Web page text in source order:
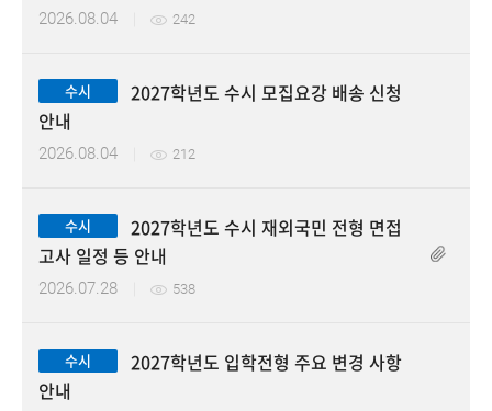
검색
2026.08.04 242
수시
2027학년도 수시 모집요강 배송 신청
안내
2026.08.04 212
수시
2027학년도 수시 재외국민 전형 면접
고사 일정 등 안내
2026.07.28 538
수시
2027학년도 입학전형 주요 변경 사항
안내